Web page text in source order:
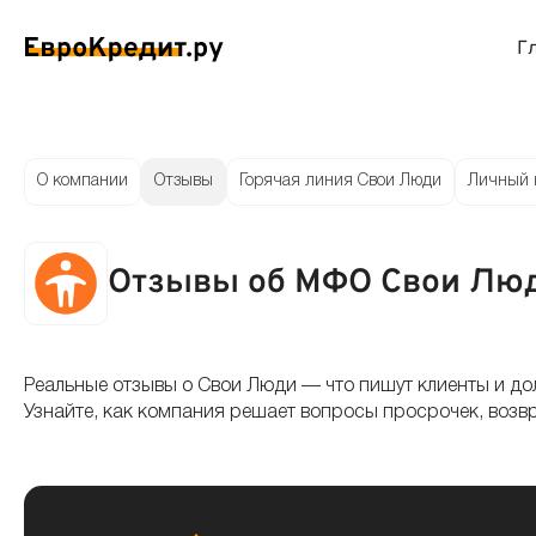
на карту
без отказа
до зарплаты
Займы без проверок
Мгновенные займы
Виртуальные
Кредитные карты
Кредитные карты
О компании Отзывы Горячая линия Свои Люди Личный
Отзывы об МФО Свои
Реальные отзывы о Свои Люди — что пишут клиенты и
Узнайте, как компания решает вопросы просрочек,